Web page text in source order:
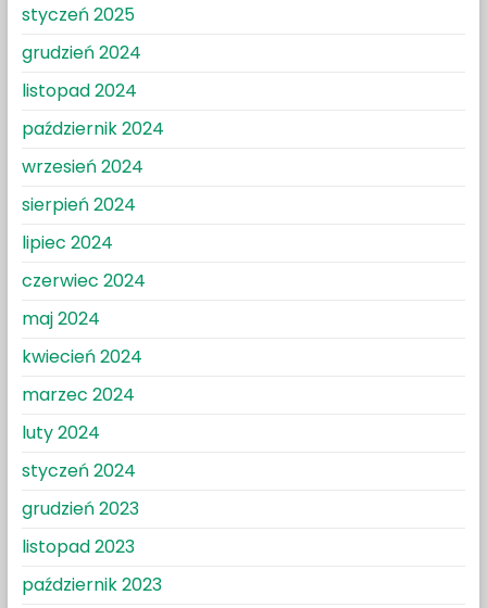
styczeń 2025
grudzień 2024
listopad 2024
październik 2024
wrzesień 2024
sierpień 2024
lipiec 2024
czerwiec 2024
maj 2024
kwiecień 2024
marzec 2024
luty 2024
styczeń 2024
grudzień 2023
listopad 2023
październik 2023